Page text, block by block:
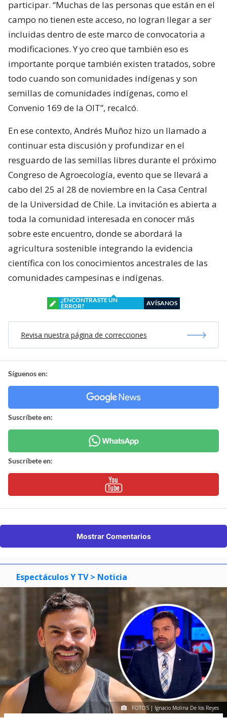
participar. “Muchas de las personas que están en el
campo no tienen este acceso, no logran llegar a ser
incluidas dentro de este marco de convocatoria a
modificaciones. Y yo creo que también eso es
importante porque también existen tratados, sobre
todo cuando son comunidades indígenas y son
semillas de comunidades indígenas, como el
Convenio 169 de la OIT”, recalcó.
En ese contexto, Andrés Muñoz hizo un llamado a
continuar esta discusión y profundizar en el
resguardo de las semillas libres durante el próximo
Congreso de Agroecología, evento que se llevará a
cabo del 25 al 28 de noviembre en la Casa Central
de la Universidad de Chile. La invitación es abierta a
toda la comunidad interesada en conocer más
sobre este encuentro, donde se abordará la
agricultura sostenible integrando la evidencia
científica con los conocimientos ancestrales de las
comunidades campesinas e indígenas.
¿ENCONTRASTE UN
ERROR?
AVÍSANOS
Revisa nuestra página de correcciones
Síguenos en:
Suscríbete en:
Suscríbete en:
Mostrar Comentarios
Espectáculos Y TV > Noticia
FOTOS | Ignacio Molina De los Reyes